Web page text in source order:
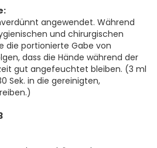
angewendet. Während
und chirurgischen
die portionierte Gabe von
dass die Hände während der
gut angefeuchtet bleiben. (3 ml
Sek. in die gereinigten,